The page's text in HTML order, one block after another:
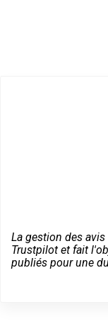
La gestion des
Trustpilot et fait
publiés pour une